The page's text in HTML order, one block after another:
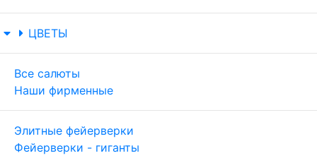
ЦВЕТЫ
Все салюты
Наши фирменные
Элитные фейерверки
Фейерверки - гиганты